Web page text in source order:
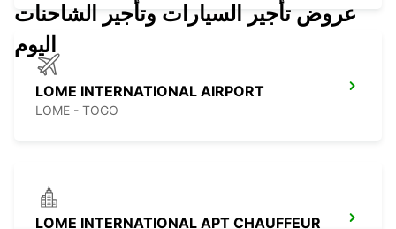
LOME INTERNATIONAL AIRPORT
LOME - TOGO
LOME INTERNATIONAL APT CHAUFFEUR
عروض تأجير السيارات وتأجير الشاحنات
اليوم